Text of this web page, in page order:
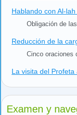
Hablando con Al-
Obligación de
Reducción de la
Cinco oraciones
La visita del
Examen y